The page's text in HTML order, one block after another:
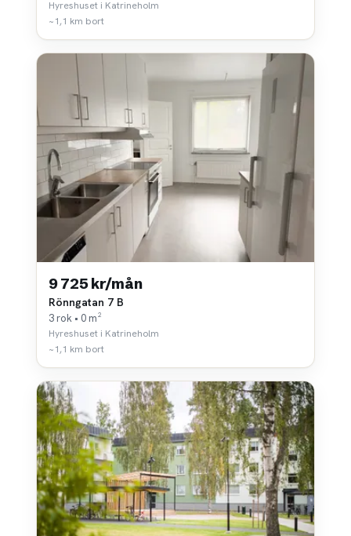
Hyreshuset i Katrineholm
~1,1 km bort
9 725 kr/mån
Rönngatan 7 B
3 rok • 0 m²
Hyreshuset i Katrineholm
~1,1 km bort